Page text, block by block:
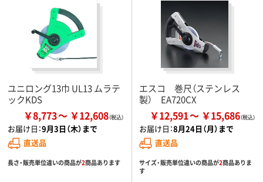
ユニロング13巾 UL13 ムラテ
ックKDS
￥8,773 ￥12,608
お届け日：9月3日（木）まで
直送品
長さ・販売単位違いの商品が2商品あります
エスコ 巻尺（ステンレス
製） EA720CX
￥12,591 ￥15,686
お届け日：8月24日（月）まで
直送品
サイズ・販売単位違いの商品が2商品ありま
す